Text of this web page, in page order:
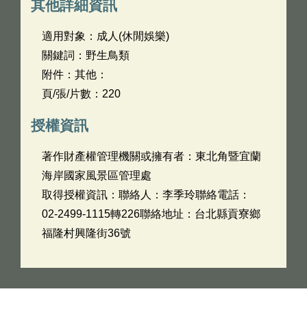
其他詳細資訊
適用對象：成人(休閒娛樂)
關鍵詞：野生鳥類
附件：其他：
頁/張/片數：220
授權資訊
著作財產權管理機關或擁有者：東北角暨宜蘭
海岸國家風景區管理處
取得授權資訊：聯絡人：李季玲聯絡電話：
02-2499-1115轉226聯絡地址：台北縣貢寮鄉
福隆村興隆街36號